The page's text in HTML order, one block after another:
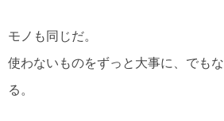
モノも同じだ。
使わないものをずっと大事に、でも
る。